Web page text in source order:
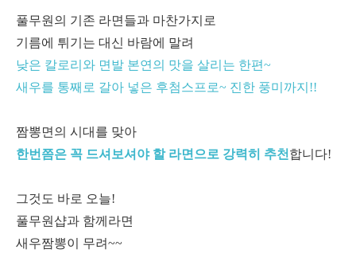
풀무원의 기존 라면들과 마찬가지로
기름에 튀기는 대신 바람에 말려
낮은 칼로리와 면발 본연의 맛을 살리는 한편~
새우를 통째로 갈아 넣은 후첨스프로~ 진한 풍미까지!!
짬뽕면의 시대를 맞아
한번쯤은 꼭 드셔보셔야 할 라면으로 강력히 추천합니다!
그것도 바로 오늘!
풀무원샵과 함께라면
새우짬뽕이 무려~~